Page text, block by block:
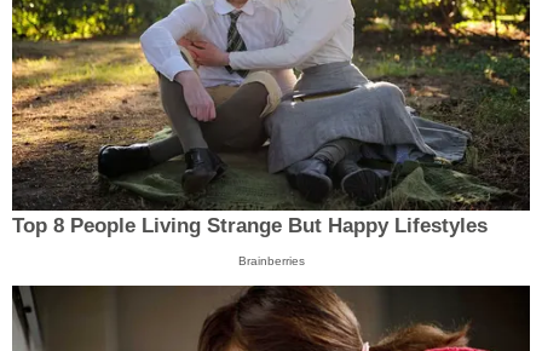
Top 8 People Living Strange But Happy Lifestyles
Brainberries